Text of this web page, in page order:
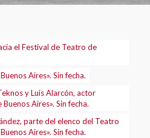
el Festival de Teatro de
Aires». Sin fecha.
y Luis Alarcón, actor
Aires». Sin fecha.
parte del elenco del Teatro
Aires». Sin fecha.